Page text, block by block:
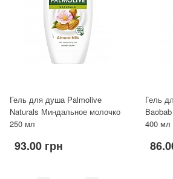
Гель для душа Palmolive
Naturals Миндальное молочко
250 мл
93.00 грн
Гель
400 мл